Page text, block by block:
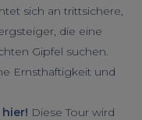
sich an trittsichere,
die eine
Gipfel suchen.
Ernsthaftigkeit und
Diese Tour wird